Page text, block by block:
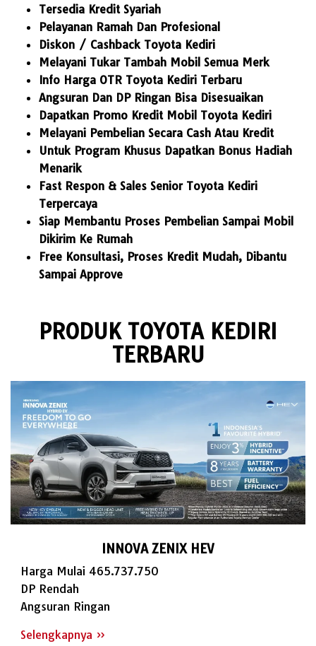
Tersedia Kredit Syariah
Pelayanan Ramah Dan Profesional
Diskon / Cashback Toyota Kediri
Melayani Tukar Tambah Mobil Semua Merk
Info Harga OTR Toyota Kediri Terbaru
Angsuran Dan DP Ringan Bisa Disesuaikan
Dapatkan Promo Kredit Mobil Toyota Kediri
Melayani Pembelian Secara Cash Atau Kredit
Untuk Program Khusus Dapatkan Bonus Hadiah
Menarik
Fast Respon & Sales Senior Toyota Kediri
Terpercaya
Siap Membantu Proses Pembelian Sampai Mobil
Dikirim Ke Rumah
Free Konsultasi, Proses Kredit Mudah, Dibantu
Sampai Approve
PRODUK TOYOTA KEDIRI
TERBARU
INNOVA ZENIX HEV
Harga Mulai 465.737.750
DP Rendah
Angsuran Ringan
Selengkapnya »